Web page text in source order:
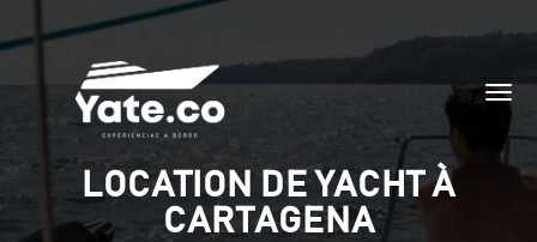
Aller au contenu
LOCATION DE YACHT À
CARTAGENA